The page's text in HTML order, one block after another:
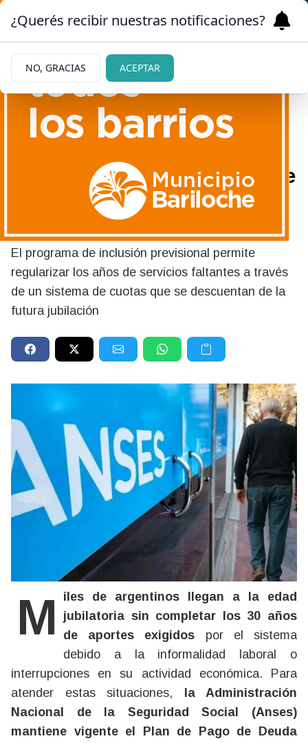
Cómo jubilarte en Anses si te
faltan años de aportes: guía
fácil para completarlos
El programa de inclusión previsional permite
regularizar los años de servicios faltantes a través
de un sistema de cuotas que se descuentan de la
futura jubilación
Miles de argentinos llegan a la edad
jubilatoria sin completar los 30 años
de aportes exigidos por el sistema
debido a la informalidad laboral o
interrupciones en su actividad económica. Para
atender estas situaciones,
la Administración
Nacional de la Seguridad Social (Anses)
mantiene vigente el Plan de Pago de Deuda
¿Querés recibir nuestras notificaciones?
NO, GRACIAS ACEPTAR